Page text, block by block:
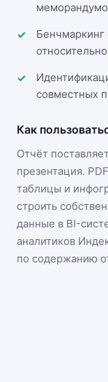
Бенчмаркинг
совместных
Как
Отчёт
презентация.
таблицы и
строить
данные в BI-
аналитиков
по содержанию